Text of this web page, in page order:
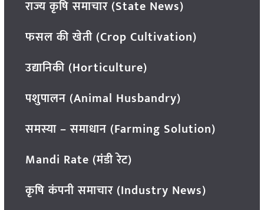
राज्य कृषि समाचार (State News)
फसल की खेती (Crop Cultivation)
उद्यानिकी (Horticulture)
पशुपालन (Animal Husbandry)
समस्या – समाधान (Farming Solution)
Mandi Rate (मंडी रेट)
कृषि कंपनी समाचार (Industry News)